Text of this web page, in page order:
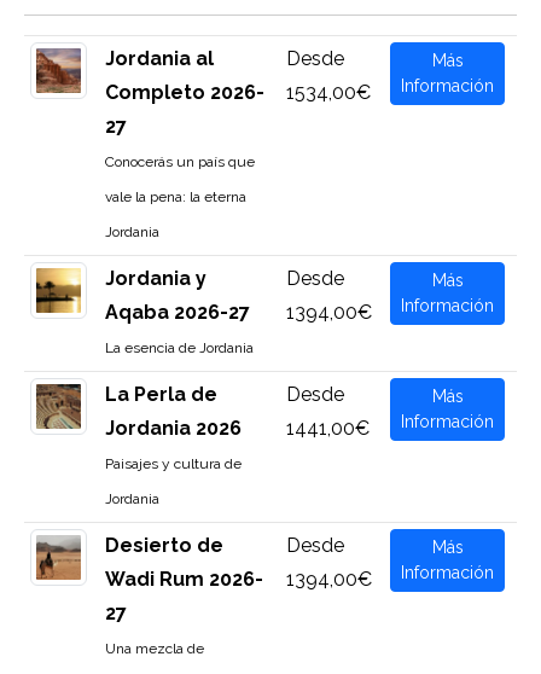
Jordania al
Completo 2026-
27
Conocerás un país que
vale la pena: la eterna
Jordania
Desde
1534,00€
Más
Información
Jordania y
Aqaba 2026-27
La esencia de Jordania
Desde
1394,00€
Más
Información
La Perla de
Jordania 2026
Paisajes y cultura de
Jordania
Desde
1441,00€
Más
Información
Desierto de
Wadi Rum 2026-
27
Una mezcla de
Desde
1394,00€
Más
Información